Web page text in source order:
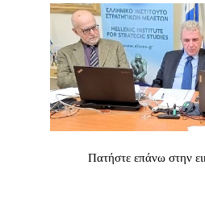
Πατήστε επάνω στην